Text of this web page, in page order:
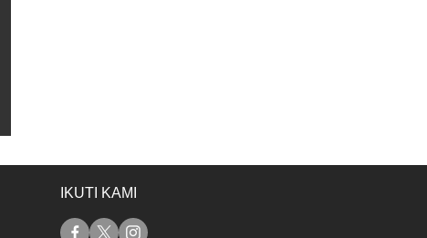
IKUTI KAMI